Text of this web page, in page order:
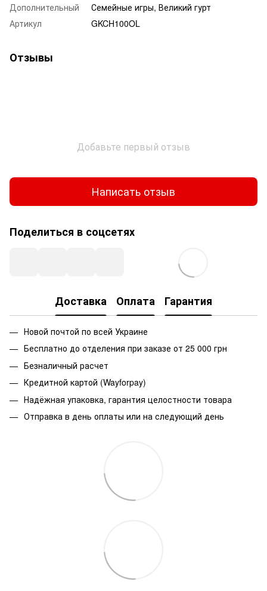
Дополнительный
Семейные игры, Великий гурт
Артикул
GKCH100OL
Отзывы
Добавьте первый отзыв
Написать отзыв
Поделиться в соцсетях
Доставка Оплата Гарантия
Новой почтой по всей Украине
Бесплатно до отделения при заказе от 25 000 грн
Безналичный расчет
Кредитной картой (Wayforpay)
Надёжная упаковка, гарантия целостности товара
Отправка в день оплаты или на следующий день